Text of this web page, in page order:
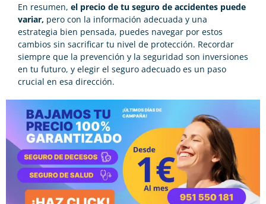
En resumen, el precio de tu seguro de accidentes puede
variar, pero con la información adecuada y una
estrategia bien pensada, puedes navegar por estos
cambios sin sacrificar tu nivel de protección. Recordar
siempre que la prevención y la seguridad son inversiones
en tu futuro, y elegir el seguro adecuado es un paso
crucial en esa dirección.